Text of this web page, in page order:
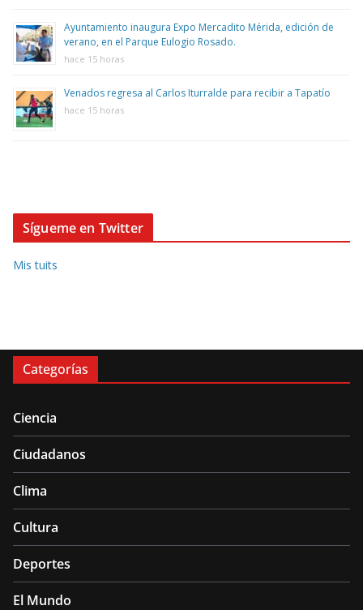
Ayuntamiento inaugura Expo Mercadito Mérida, edición de
verano, en el Parque Eulogio Rosado.
hace 15 horas
Venados regresa al Carlos Iturralde para recibir a Tapatío
hace 15 horas
Sígueme en Twitter
Mis tuits
Categorías
Ciencia
Ciudadanos
Clima
Cultura
Deportes
El Mundo